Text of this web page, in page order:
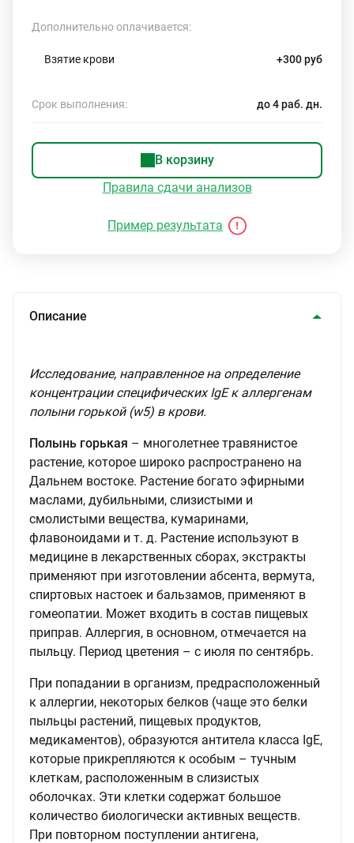
Дополнительно оплачивается:
Взятие крови +300 руб
Срок выполнения: до 4 раб. дн.
В корзину
Правила сдачи анализов
Пример результата
Описание
Исследование, направленное на определение
концентрации специфических IgE к аллергенам
полыни горькой (w5) в крови.
Полынь горькая – многолетнее травянистое
растение, которое широко распространено на
Дальнем востоке. Растение богато эфирными
маслами, дубильными, слизистыми и
смолистыми вещества, кумаринами,
флавоноидами и т. д. Растение используют в
медицине в лекарственных сборах, экстракты
применяют при изготовлении абсента, вермута,
спиртовых настоек и бальзамов, применяют в
гомеопатии. Может входить в состав пищевых
приправ. Аллергия, в основном, отмечается на
пыльцу. Период цветения – с июля по сентябрь.
При попадании в организм, предрасположенный
к аллергии, некоторых белков (чаще это белки
пыльцы растений, пищевых продуктов,
медикаментов), образуются антитела класса IgE,
которые прикрепляются к особым – тучным
клеткам, расположенным в слизистых
оболочках. Эти клетки содержат большое
количество биологически активных веществ.
При повторном поступлении антигена,